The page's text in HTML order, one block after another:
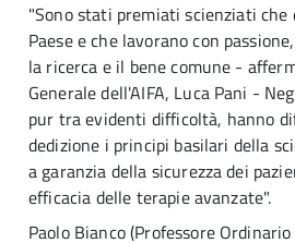
"Sono stati premiati scienziati
Paese e che lavorano con
la ricerca e il bene comune -
Generale dell'AIFA, Luca Pani -
pur tra evidenti difficoltà, hanno
dedizione i principi basilari della
a garanzia della sicurezza dei
efficacia delle terapie avanzate".
Paolo Bianco (Professore